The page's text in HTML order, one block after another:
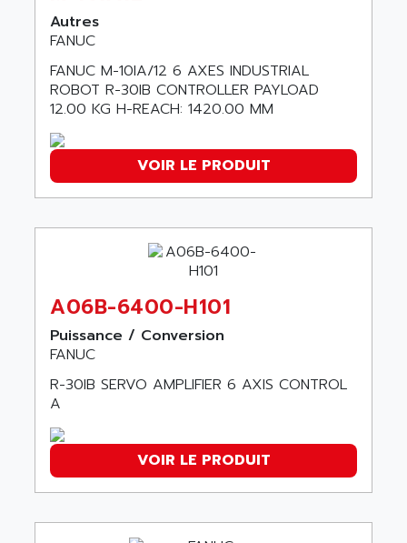
MDLS
ACMD2
ACM
PLS514
PLS510
PLS508
SERVOSTAR
AC FEED MOTOR
SIMODRIVE 611
TSX MOMENTUM
NUM 760
NUM 750/760
NUM750
NUM750 / NUM760
INDUCTEL
ADLINK TECHNOLOGY
ADM ELECTRONIC
ADMV
ADN
ADTECH POWER INC
ADV
ADVANCE HIVOLT
ADVANCE TAPES
ADVANCED MICRO DEVICES
ADVANCED MOTION CONTROLS
ADVANCED POWER TECHNOLOGY
ADVANCED UV
ADVANTECH
ADVANTYS FTM
ADWIN
AE
Autres
FANUC
FANUC M-10IA/12 6 AXES INDUSTRIAL
ROBOT R-30IB CONTROLLER PAYLOAD
12.00 KG H-REACH: 1420.00 MM
VOIR LE PRODUIT
A06B-6400-H101
Puissance / Conversion
FANUC
R-30IB SERVO AMPLIFIER 6 AXIS CONTROL
A
VOIR LE PRODUIT